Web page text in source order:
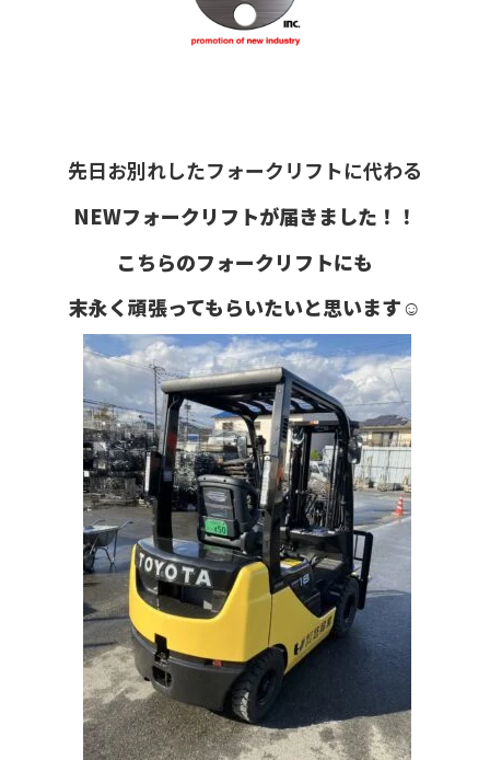
先日お別れしたフォークリフトに代わる
NEWフォークリフトが届きました！！
こちらのフォークリフトにも
末永く頑張ってもらいたいと思います☺